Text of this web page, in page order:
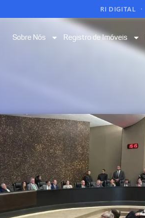
RI DIGITAL
Sobre Nós Registro de Imóveis